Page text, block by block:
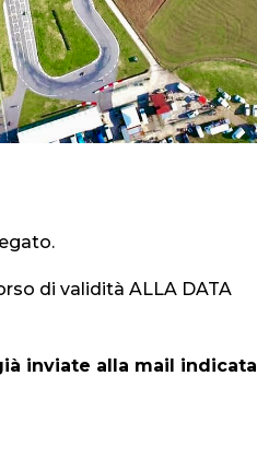
di validità ALLA DATA
inviate alla mail indicata